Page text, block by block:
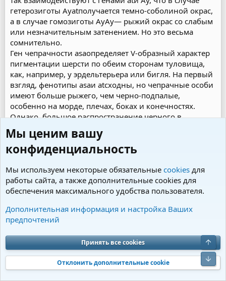
гетерозиготы Ayatполучается темно-соболиной окрас,
а в случае гомозиготы AyAy— рыжий окрас со слабым
или незначительным затенением. Но это весьма
сомнительно.
Ген чепрачности asaопределяет V-образный характер
пигментации шерсти по обеим сторонам туловища,
как, например, у эрдельтерьера или бигля. На первый
взгляд, фенотипы asaи atсходны, но чепрачные особи
имеют больше рыжего, чем черно-подпалые,
особенно на морде, плечах, боках и конечностях.
Однако, большое распространение черного в
чепрачном окрасе может напоминать черно-
подпалый. Из двух этих окрасов чепрачный наиболее
вариабелен.
В типичном случае черно-подпалого окраса
(доберманы, например) черный распространяется на
всю верхнюю часть туловища, а рыжий ограничен
внутренней поверхностью конечностей, грудными
характерных пятна расположены над глазами. Для
чепрачного окраса характерны возрастные
изменения. Так, чепрачные щенки рождаются очень
похожими на черноподпалых, с возрастом они
светлеют, рыжие отметины увеличиваются по
площади, пока молодые животные не становятся
Мы ценим вашу
конфиденциальность
Мы используем некоторые обязательные cookies для
работы сайта, а также дополнительные cookies для
обеспечения максимального удобства пользователя.
Дополнительная информация и настройка Ваших
предпочтений
Принять все cookies
Отклонить дополнительные cookie
Верх
Низ